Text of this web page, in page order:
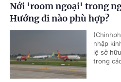
Nới 'room ngoại' trong
Hướng đi nào phù hợp?
nhập
lệ sở
trong